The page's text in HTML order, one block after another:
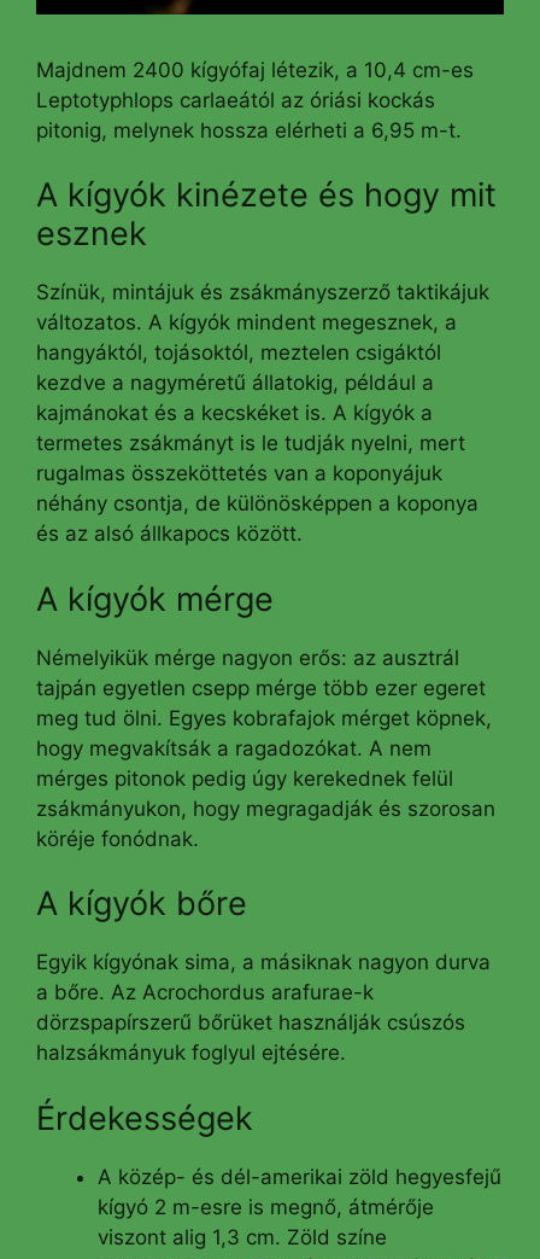
Majdnem 2400 kígyófaj létezik, a 10,4 cm-es
Leptotyphlops carlaeától az óriási kockás
pitonig, melynek hossza elérheti a 6,95 m-t.
A kígyók kinézete és hogy mit
esznek
Színük, mintájuk és zsákmányszerző taktikájuk
változatos. A kígyók mindent megesznek, a
hangyáktól, tojásoktól, meztelen csigáktól
kezdve a nagyméretű állatokig, például a
kajmánokat és a kecskéket is. A kígyók a
termetes zsákmányt is le tudják nyelni, mert
rugalmas összeköttetés van a koponyájuk
néhány csontja, de különösképpen a koponya
és az alsó állkapocs között.
A kígyók mérge
Némelyikük mérge nagyon erős: az ausztrál
tajpán egyetlen csepp mérge több ezer egeret
meg tud ölni. Egyes kobrafajok mérget köpnek,
hogy megvakítsák a ragadozókat. A nem
mérges pitonok pedig úgy kerekednek felül
zsákmányukon, hogy megragadják és szorosan
köréje fonódnak.
A kígyók bőre
Egyik kígyónak sima, a másiknak nagyon durva
a bőre. Az Acrochordus arafurae-k
dörzspapírszerű bőrüket használják csúszós
halzsákmányuk foglyul ejtésére.
Érdekességek
A közép- és dél-amerikai zöld hegyesfejű
kígyó 2 m-esre is megnő, átmérője
viszont alig 1,3 cm. Zöld színe